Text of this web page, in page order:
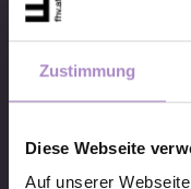
Zustimmung
Diese Webseite
Auf unserer
© FHV 2026
Imprint